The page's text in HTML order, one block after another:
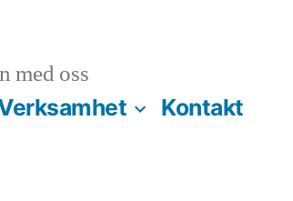
med oss
Kontakt